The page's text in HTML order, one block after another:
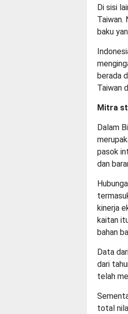
Di sisi
Taiwan.
baku
berada
Taiwan
Mitra
Dalam
pasok
dan
kinerja
kaitan
bahan
Data
dari
telah
total